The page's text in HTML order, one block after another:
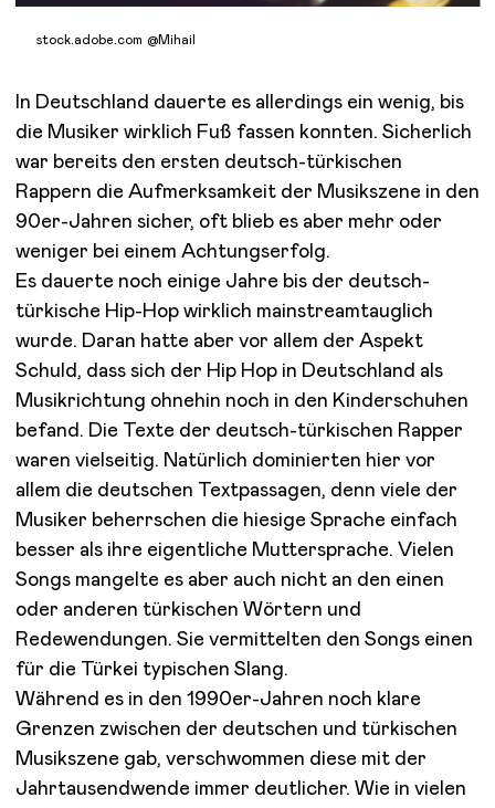
stock.adobe.com @Mihail
In Deutschland dauerte es allerdings ein wenig, bis
die Musiker wirklich Fuß fassen konnten. Sicherlich
war bereits den ersten deutsch-türkischen
Rappern die Aufmerksamkeit der Musikszene in den
90er-Jahren sicher, oft blieb es aber mehr oder
weniger bei einem Achtungserfolg.
Es dauerte noch einige Jahre bis der deutsch-
türkische Hip-Hop wirklich mainstreamtauglich
wurde. Daran hatte aber vor allem der Aspekt
Schuld, dass sich der Hip Hop in Deutschland als
Musikrichtung ohnehin noch in den Kinderschuhen
befand. Die Texte der deutsch-türkischen Rapper
waren vielseitig. Natürlich dominierten hier vor
allem die deutschen Textpassagen, denn viele der
Musiker beherrschen die hiesige Sprache einfach
besser als ihre eigentliche Muttersprache. Vielen
Songs mangelte es aber auch nicht an den einen
oder anderen türkischen Wörtern und
Redewendungen. Sie vermittelten den Songs einen
für die Türkei typischen Slang.
Während es in den 1990er-Jahren noch klare
Grenzen zwischen der deutschen und türkischen
Musikszene gab, verschwommen diese mit der
Jahrtausendwende immer deutlicher. Wie in vielen